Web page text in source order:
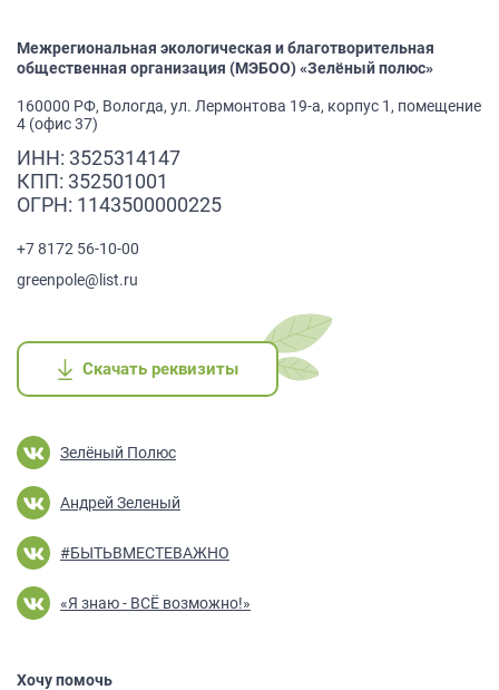
Зелёный Полюс
Андрей Зеленый
#БЫТЬВМЕСТЕВАЖНО
«Я знаю - ВСЁ возможно!»
Хочу помочь
Межрегиональная экологическая и благотворительная
общественная организация (МЭБОО) «Зелёный полюс»
160000 РФ, Вологда, ул. Лермонтова 19-а, корпус 1, помещение
4 (офис 37)
ИНН: 3525314147
КПП: 352501001
ОГРН: 1143500000225
+7 8172 56-10-00
greenpole@list.ru
Скачать реквизиты
Скачать реквизиты
Скачать реквизиты
Скачать реквизиты
Скачать реквизиты